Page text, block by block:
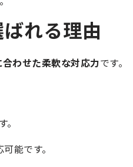
れる理由
わせた柔軟な対応力です。
。
能です。